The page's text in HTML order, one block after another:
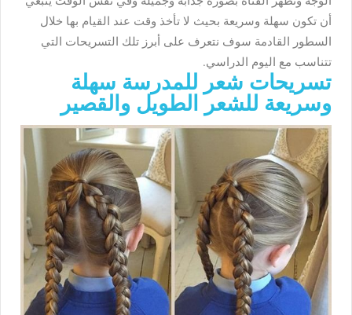
أن تكون سهلة وسريعة بحيث لا تأخذ وقت عند القيام بها خلال
السطور القادمة سوف نتعرف على أبرز تلك التسريحات التي
تتناسب مع اليوم الدراسي.
تسريحات شعر للمدرسة سهلة
وسريعة للشعر الطويل والقصير